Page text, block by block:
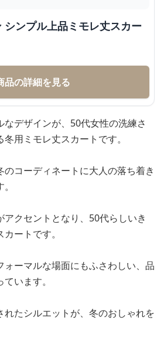
シンプル上品ミモレ丈スカー
品の詳細を見る
デザインが、50代女性の洗練さ
用ミモレ丈スカートです。
コーディネートに大人の落ち着き
クセントとなり、50代らしいき
ートです。
ォーマルな場面にもふさわしい、品
います。
れたシルエットが、冬のおしゃれを